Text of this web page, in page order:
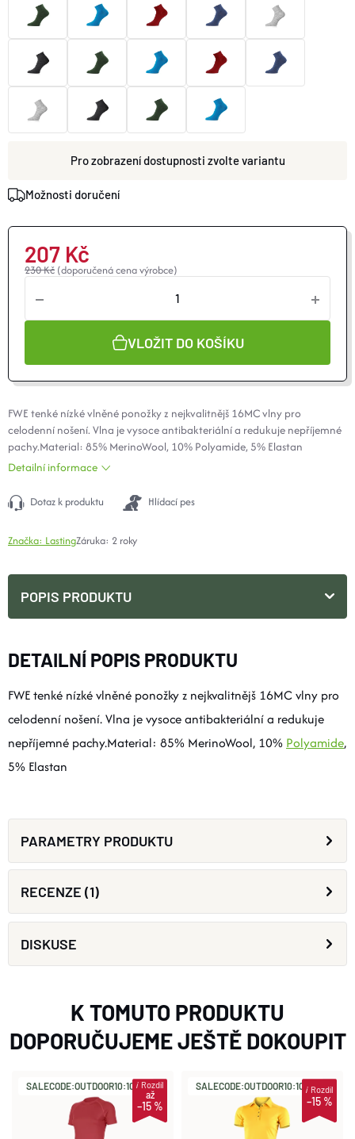
O nás
Moje objednávka
zvolte variantu
Možnosti doručení
230 Kč (doporučená cena výrobce)
207 Kč
VLOŽIT DO KOŠÍKU
FWE tenké nízké vlněné ponožky z nejkvalitnějš 16MC vlny pro
celodenní nošení. Vlna je vysoce antibakteriální a redukuje nepříjemné
pachy.Material: 85% MerinoWool, 10% Polyamide, 5% Elastan
Detailní informace
Dotaz k produktu Hlídací pes
Značka: LastingZáruka: 2 roky
POPIS PRODUKTU
DETAILNÍ POPIS PRODUKTU
FWE tenké nízké vlněné ponožky z nejkvalitnějš 16MC vlny pro
celodenní nošení. Vlna je vysoce antibakteriální a redukuje
nepříjemné pachy.Material: 85% MerinoWool, 10% Polyamide,
5% Elastan
PARAMETRY PRODUKTU
RECENZE (1)
DISKUSE
K TOMUTO PRODUKTU
DOPORUČUJEME JEŠTĚ DOKOUPIT
SALECODE:OUTDOOR10:10:%
až
–15 %
iRozdíl SALECODE:OUTDOOR10:10:%
–15 %
iRozdíl